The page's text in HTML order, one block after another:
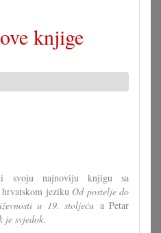
knjige
svoju najnoviju knjigu sa
jeziku Od postelje do
u 19. stoljeću a Petar
je svjedok.